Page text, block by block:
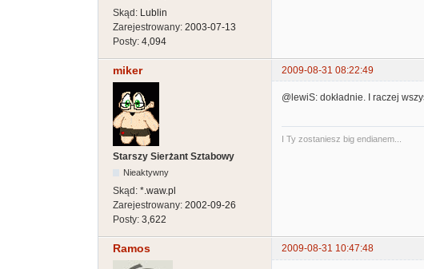
Skąd: Lublin
Zarejestrowany: 2003-07-13
Posty: 4,094
miker 2009-08-31 08:22:49
Starszy Sierżant Sztabowy
Nieaktywny
Skąd: *.waw.pl
Zarejestrowany: 2002-09-26
Posty: 3,622
@lewiS: dokładnie. I raczej
I Ty zostaniesz big endianem...
Ramos 2009-08-31 10:47:48